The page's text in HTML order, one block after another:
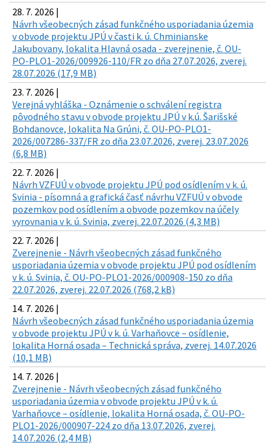
28. 7. 2026 |
Návrh všeobecných zásad funkčného usporiadania územia
v obvode projektu JPÚ v časti k. ú. Chminianske
Jakubovany, lokalita Hlavná osada - zverejnenie, č. OU-
PO-PLO1-2026/009926-110/FR zo dňa 27.07.2026, zverej.
28.07.2026 (17,9 MB)
23. 7. 2026 |
Verejná vyhláška - Oznámenie o schválení registra
pôvodného stavu v obvode projektu JPÚ v k.ú. Šarišské
Bohdanovce, lokalita Na Grúni, č. OU-PO-PLO1-
2026/007286-337/FR zo dňa 23.07.2026, zverej. 23.07.2026
(6,8 MB)
22. 7. 2026 |
Návrh VZFUÚ v obvode projektu JPÚ pod osídlením v k. ú.
Svinia - písomná a grafická časť návrhu VZFUÚ v obvode
pozemkov pod osídlením a obvode pozemkov na účely
vyrovnania v k. ú. Svinia, zverej. 22.07.2026 (4,3 MB)
22. 7. 2026 |
Zverejnenie - Návrh všeobecných zásad funkčného
usporiadania územia v obvode projektu JPÚ pod osídlením
v k. ú. Svinia, č. OU-PO-PLO1-2026/000908-150 zo dňa
22.07.2026, zverej. 22.07.2026 (768,2 kB)
14. 7. 2026 |
Návrh všeobecných zásad funkčného usporiadania územia
v obvode projektu JPÚ v k. ú. Varhaňovce – osídlenie,
lokalita Horná osada – Technická správa, zverej. 14.07.2026
(10,1 MB)
14. 7. 2026 |
Zverejnenie - Návrh všeobecných zásad funkčného
usporiadania územia v obvode projektu JPÚ v k. ú.
Varhaňovce – osídlenie, lokalita Horná osada, č. OU-PO-
PLO1-2026/000907-224 zo dňa 13.07.2026, zverej.
14.07.2026 (2,4 MB)